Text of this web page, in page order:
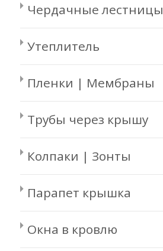
Чердачные лестницы
Утеплитель
Пленки | Мембраны
Трубы через крышу
Колпаки | Зонты
Парапет крышка
Окна в кровлю